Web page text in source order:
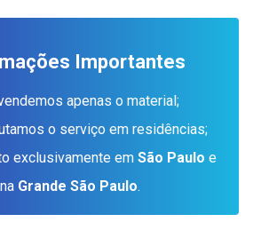
Importantes
apenas o material;
o serviço em residências;
exclusivamente emSão Paulo e
na Grande São Paulo.